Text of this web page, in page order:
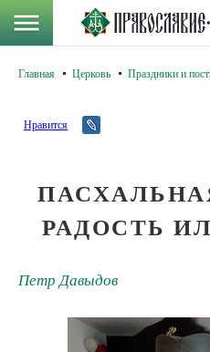
Главная Церковь Праздники и
Нравится
РАДОСТЬ
Петр Давыдов